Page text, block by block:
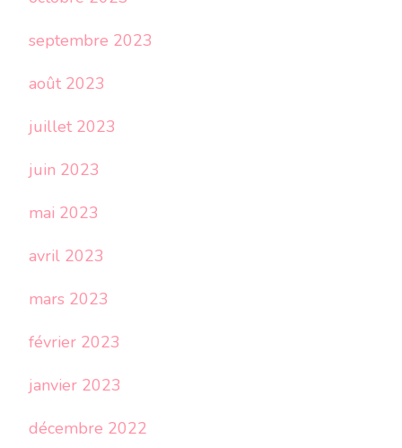
septembre 2023
août 2023
juillet 2023
juin 2023
mai 2023
avril 2023
mars 2023
février 2023
janvier 2023
décembre 2022